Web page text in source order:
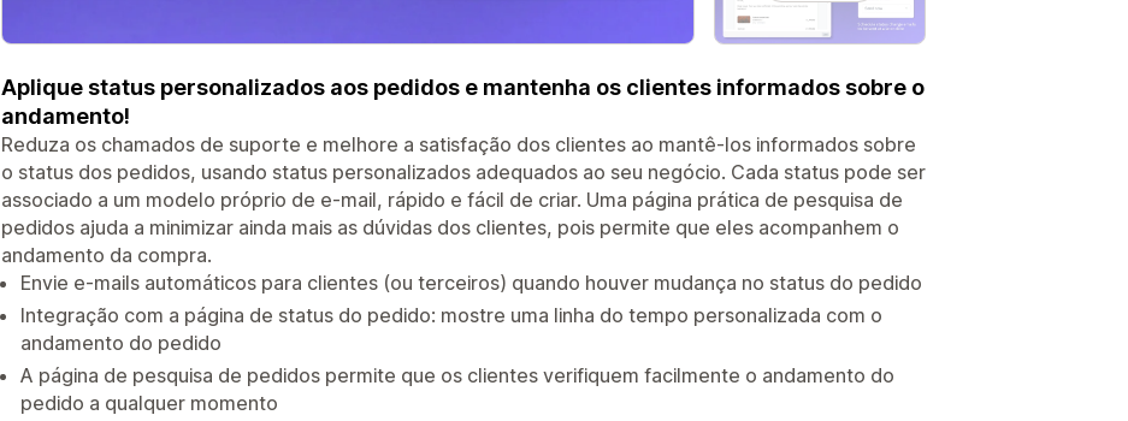
Aplique status personalizados aos pedidos e mantenha os clientes informados sobre o
andamento!
Reduza os chamados de suporte e melhore a satisfação dos clientes ao mantê-los informados sobre
o status dos pedidos, usando status personalizados adequados ao seu negócio. Cada status pode ser
associado a um modelo próprio de e-mail, rápido e fácil de criar. Uma página prática de pesquisa de
pedidos ajuda a minimizar ainda mais as dúvidas dos clientes, pois permite que eles acompanhem o
andamento da compra.
Envie e-mails automáticos para clientes (ou terceiros) quando houver mudança no status do pedido
Integração com a página de status do pedido: mostre uma linha do tempo personalizada com o
andamento do pedido
A página de pesquisa de pedidos permite que os clientes verifiquem facilmente o andamento do
pedido a qualquer momento